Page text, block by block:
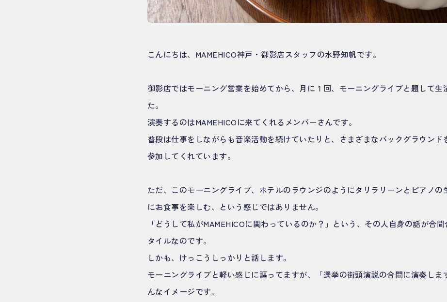
こんにちは、MAMEHICO神戸・御影店スタッフの水野知帆です。
御影店ではモーニング営業を始めてから、月に１回、モーニングライブと題して生
た。
演奏するのはMAMEHICOに来てくれるメンバーさんです。
普段は仕事をしながらも音楽活動を続けていたりと、さまざまなバックグラウンド
参加してくれています。
ただ、このモーニングライブ、ホテルのラウンジのようにタリラリーンとピアノの
にお食事を楽しむ、という感じではありません。
「どうして私がMAMEHICOに関わっているのか？」という、その人自身の話が合
タイルなのです。
しかも、けっこうしっかりと話します。
モーニングライブと軽い感じに謳ってますが、「選挙の街頭演説の合間に演奏しま
んなイメージです。